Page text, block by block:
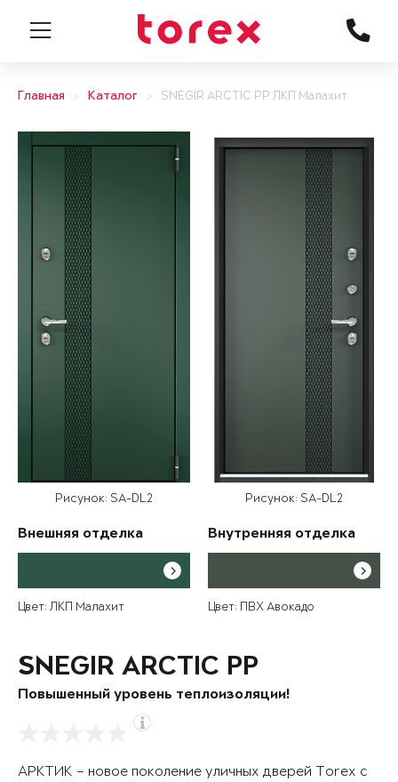
Главная Каталог SNEGIR ARCTIC PP ЛКП Малахит
Рисунок: SA-DL2
Внешняя отделка
Цвет: ЛКП Малахит
Рисунок: SA-DL2
Внутренняя отделка
Цвет: ПВХ Авокадо
SNEGIR ARCTIC PP
Повышенный уровень теплоизоляции!
АРКТИК – новое поколение уличных дверей Torex с